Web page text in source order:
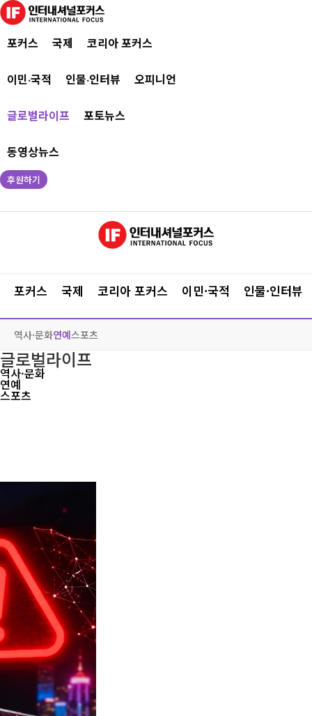
포커스 국제 코리아 포커스
이민·국적 인물·인터뷰 오피니언
글로벌라이프 포토뉴스
동영상뉴스
후원하기
포커스 국제 코리아 포커스 이민·국적 인물·인터뷰
역사·문화연예스포츠
글로벌라이프
역사·문화
연예
스포츠